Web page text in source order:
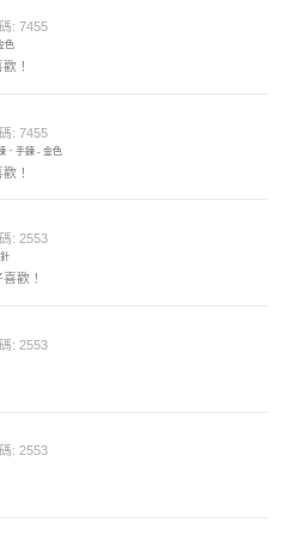
: 7455
色
！
: 7455
．手鍊 - 金色
！
: 2553
歡！
: 2553
: 2553